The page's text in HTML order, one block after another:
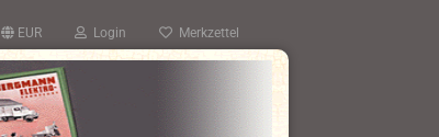
EUR Login Merkzettel